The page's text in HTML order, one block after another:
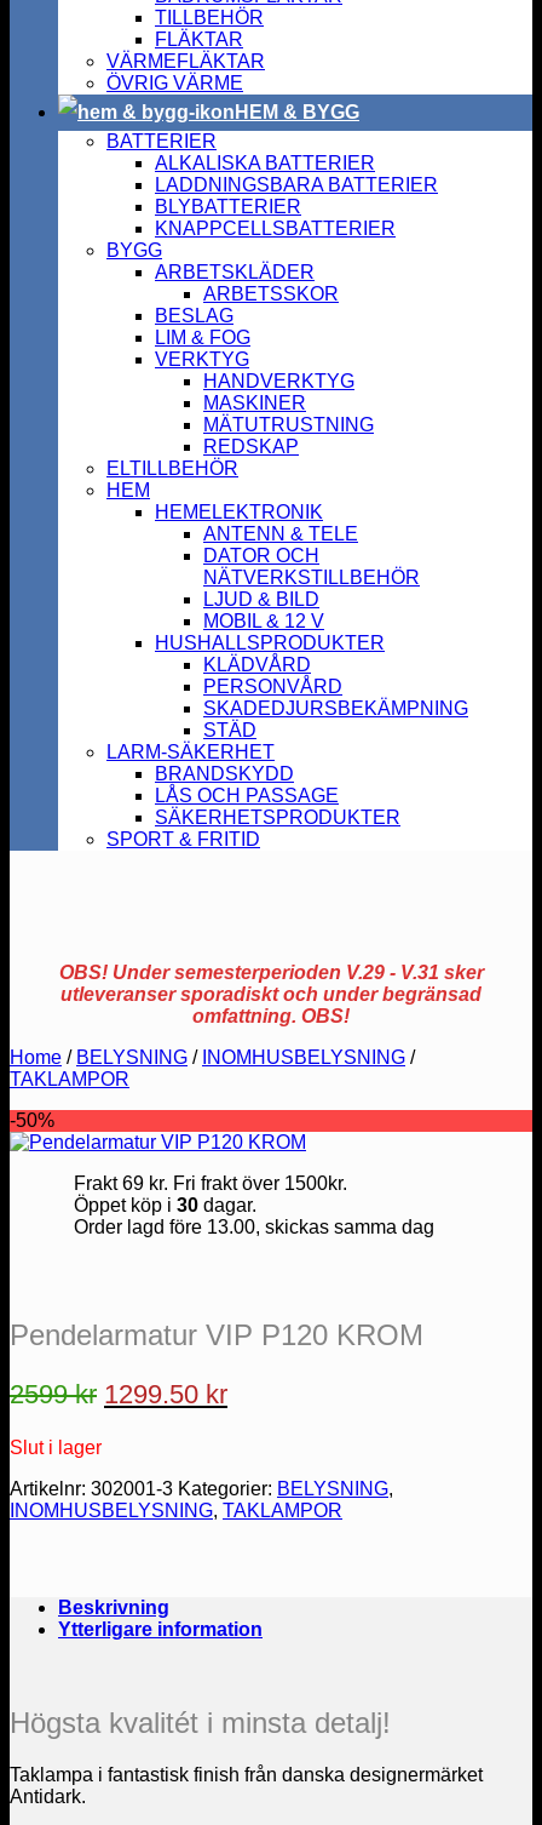
TILLBEHÖR
FLÄKTAR
VÄRMEFLÄKTAR
ÖVRIG VÄRME
HEM & BYGG
BATTERIER
ALKALISKA BATTERIER
LADDNINGSBARA BATTERIER
BLYBATTERIER
KNAPPCELLSBATTERIER
BYGG
ARBETSKLÄDER
ARBETSSKOR
BESLAG
LIM & FOG
VERKTYG
HANDVERKTYG
MASKINER
MÄTUTRUSTNING
REDSKAP
ELTILLBEHÖR
HEM
HEMELEKTRONIK
ANTENN & TELE
DATOR OCH
NÄTVERKSTILLBEHÖR
LJUD & BILD
MOBIL & 12 V
HUSHALLSPRODUKTER
KLÄDVÅRD
PERSONVÅRD
SKADEDJURSBEKÄMPNING
STÄD
LARM-SÄKERHET
BRANDSKYDD
LÅS OCH PASSAGE
SÄKERHETSPRODUKTER
SPORT & FRITID
OBS! Under semesterperioden V.29 - V.31 sker
utleveranser sporadiskt och under begränsad
omfattning. OBS!
Home / BELYSNING / INOMHUSBELYSNING /
TAKLAMPOR
-50%
Frakt 69 kr. Fri frakt över 1500kr.
Öppet köp i 30dagar.
Order lagd före 13.00, skickas samma dag
Pendelarmatur VIP P120 KROM
2599kr Det
var:
2599 kr.
1299.50 krDet
är:
1299.50 kr.
Slut i lager
Artikelnr: 302001-3 Kategorier: BELYSNING,
INOMHUSBELYSNING, TAKLAMPOR
Beskrivning
Ytterligare information
Högsta kvalitét i minsta detalj!
Taklampa i fantastisk finish från danska designermärket
Antidark.